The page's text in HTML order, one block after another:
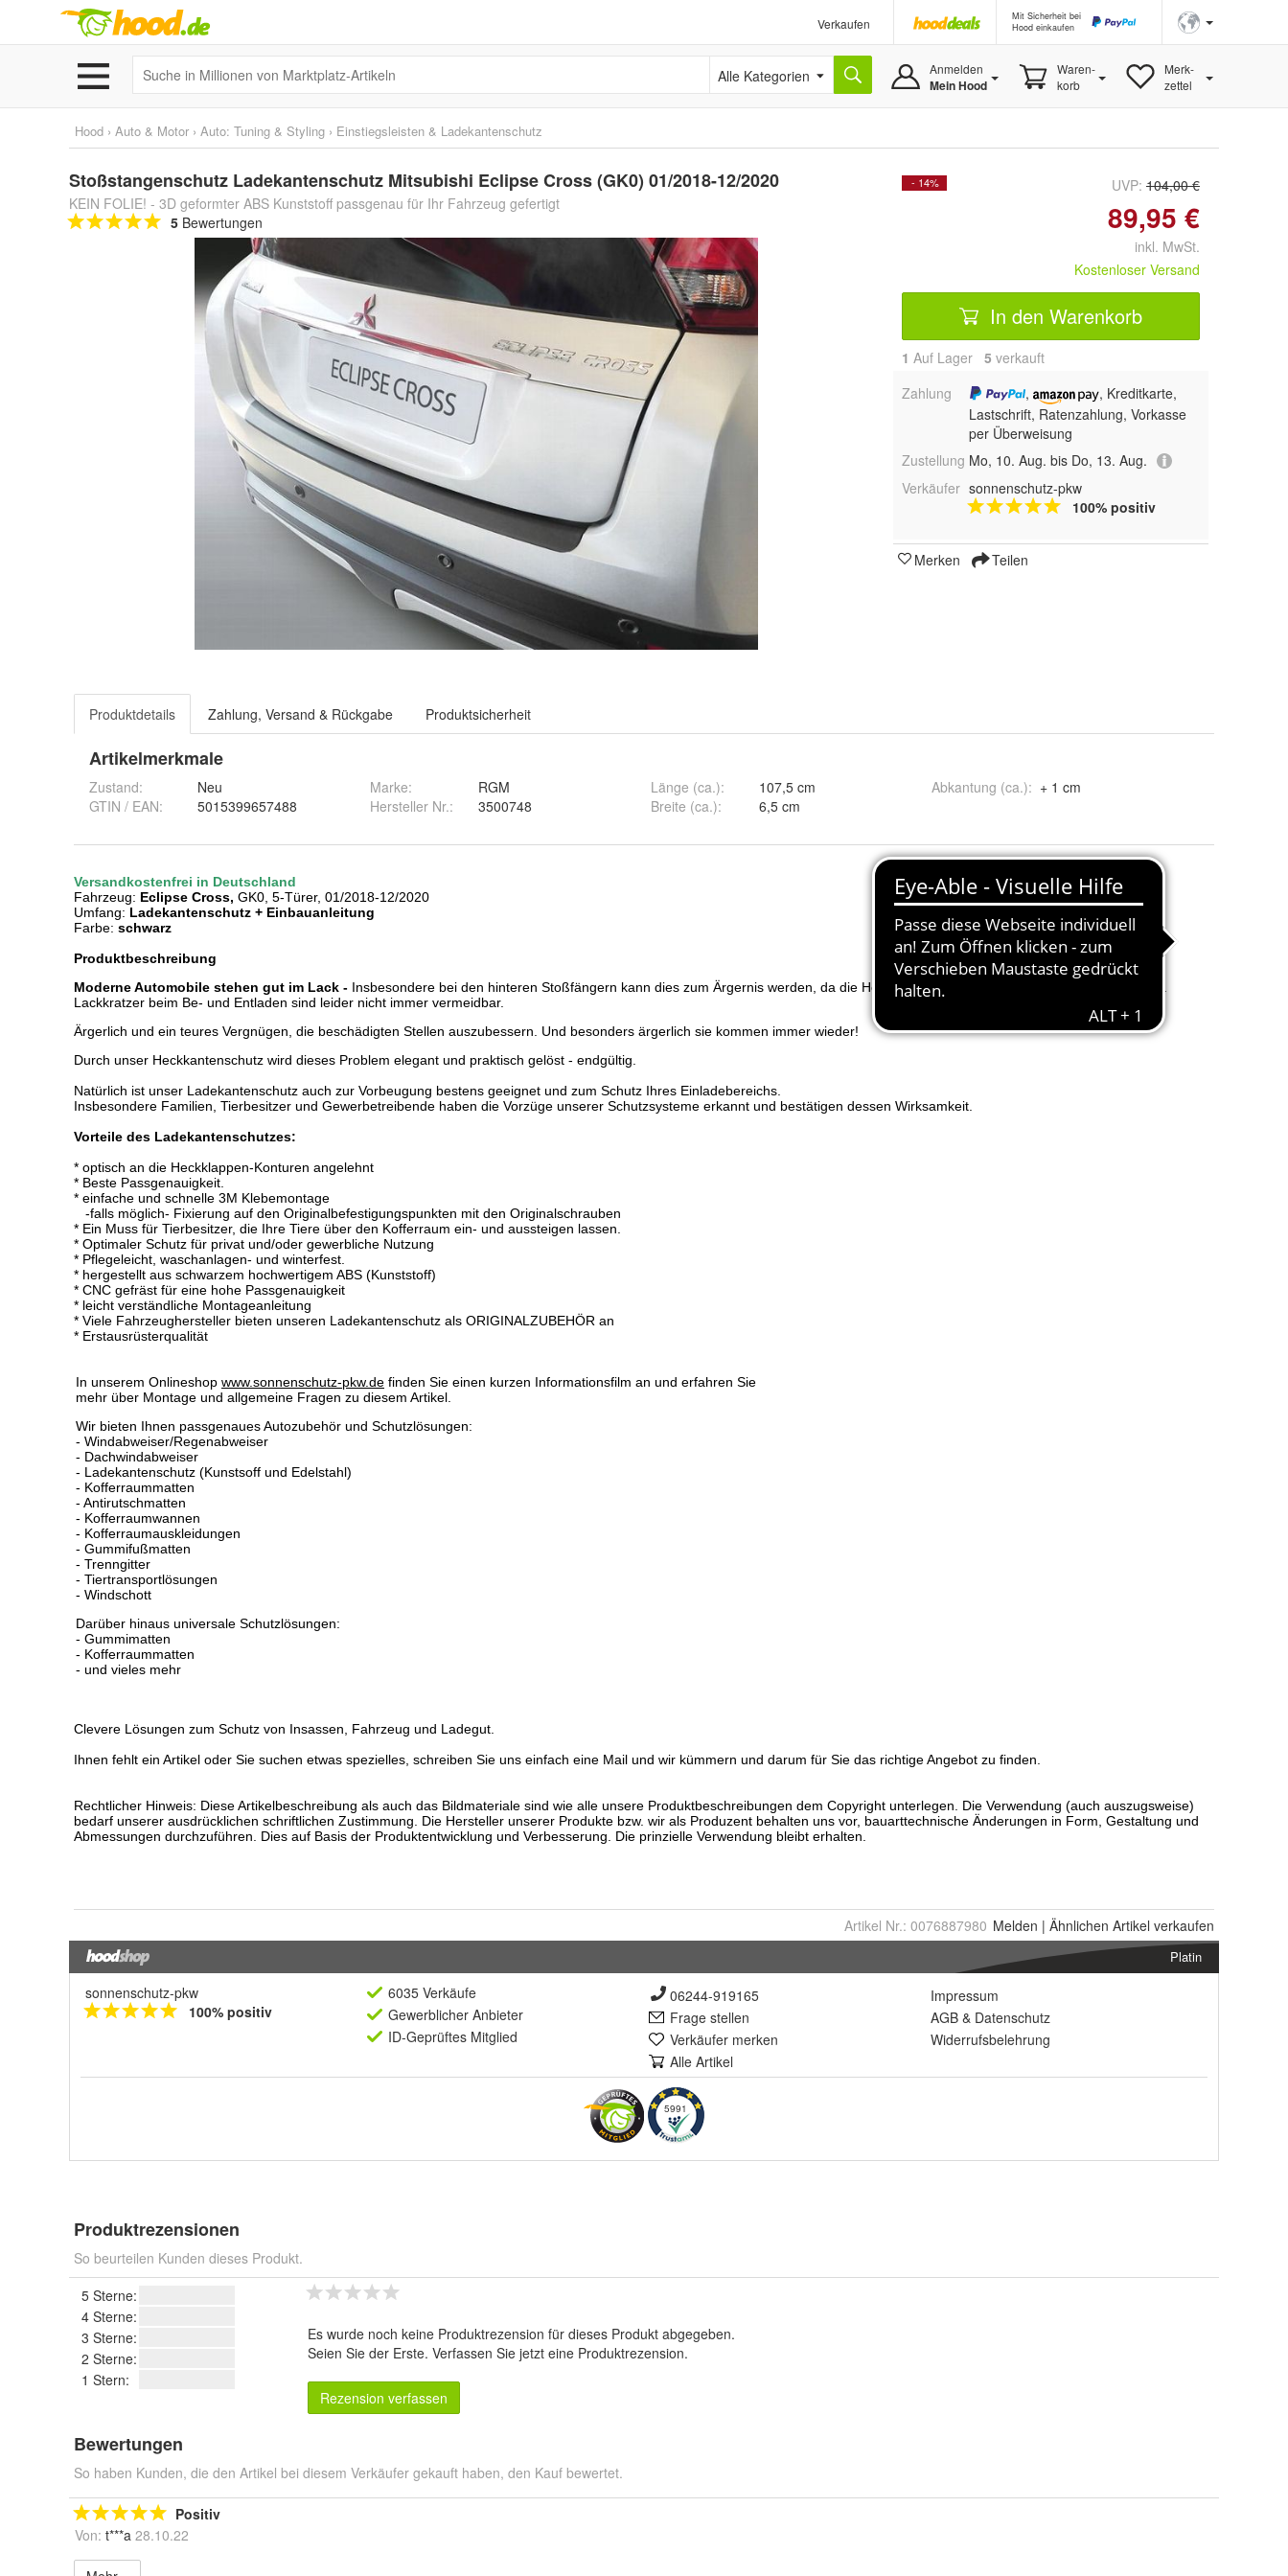
Verkaufen
Mit Sicherheit bei
Hood einkaufen
Alle Kategorien Anmelden
Mein Hood
Waren-
korb
Merk-
zettel
Hood › Auto & Motor › Auto: Tuning & Styling › Einstiegsleisten & Ladekantenschutz
Stoßstangenschutz Ladekantenschutz Mitsubishi Eclipse Cross (GK0) 01/2018-12/2020
KEIN FOLIE! - 3D geformter ABS Kunststoff passgenau für Ihr Fahrzeug gefertigt
5 Bewertungen
- 14% UVP: 104,00 €
89,95 €
inkl. MwSt.
Kostenloser Versand
In den Warenkorb
1 Auf Lager 5 verkauft
Zahlung
,
, Kreditkarte,
Lastschrift, Ratenzahlung, Vorkasse
per Überweisung
Zustellung Mo, 10. Aug. bis Do, 13. Aug.
Verkäufer sonnenschutz-pkw
100% positiv
Merken Teilen
Produktdetails Zahlung, Versand & Rückgabe Produktsicherheit
Artikelmerkmale
Zustand:
Neu
GTIN / EAN:
5015399657488
Marke:
RGM
Hersteller Nr.:
3500748
Länge (ca.):
107,5 cm
Breite (ca.): 6,5 cm
Abkantung (ca.): + 1 cm
Artikel Nr.: 0076887980 Melden | Ähnlichen Artikel verkaufen
Platin
sonnenschutz-pkw
100% positiv
6035 Verkäufe
Gewerblicher Anbieter
ID-Geprüftes Mitglied
06244-919165
Frage stellen
Verkäufer merken
Alle Artikel
Impressum
AGB & Datenschutz
Widerrufsbelehrung
5991
Produktrezensionen
So beurteilen Kunden dieses Produkt.
5 Sterne:
4 Sterne:
3 Sterne:
2 Sterne:
1 Stern:
Es wurde noch keine Produktrezension für dieses Produkt abgegeben.
Seien Sie der Erste. Verfassen Sie jetzt eine Produktrezension.
Rezension verfassen
Bewertungen
So haben Kunden, die den Artikel bei diesem Verkäufer gekauft haben, den Kauf bewertet.
Positiv
Von: t***a 28.10.22